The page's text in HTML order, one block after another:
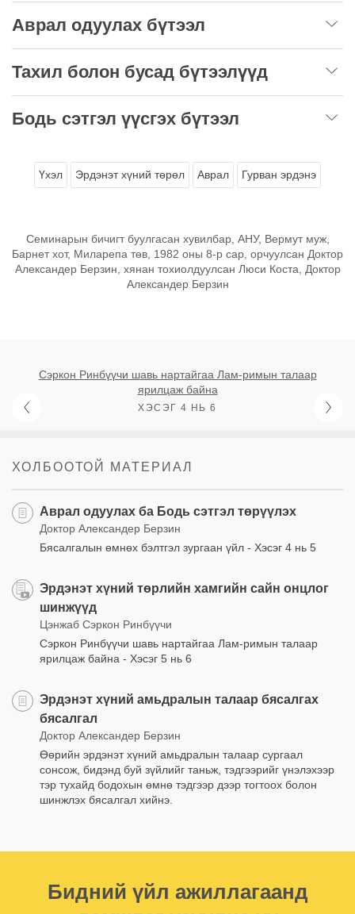
Аврал одуулах бүтээл
Тахил болон бусад бүтээлүүд
Бодь сэтгэл үүсгэх бүтээл
Үхэл Эрдэнэт хүний төрөл Аврал Гурван эрдэнэ
Семинарын бичигт буулгасан хувилбар, АНУ, Вермут муж,
Барнет хот, Миларепа төв, 1982 оны 8-р сар, орчуулсан Доктор
Александер Берзин, хянан тохиолдуулсан Люси Коста, Доктор
Александер Берзин
Сэркон Ринбүүчи шавь нартайгаа Лам-римын талаар
ярилцаж байна
ХЭСЭГ 4 НЬ 6
ХОЛБООТОЙ МАТЕРИАЛ
Аврал одуулах ба Бодь сэтгэл төрүүлэх
Доктор Александер Берзин
Бясалгалын өмнөх бэлтгэл зургаан үйл - Хэсэг 4 нь 5
Эрдэнэт хүний төрлийн хамгийн сайн онцлог
шинжүүд
Цэнжаб Сэркон Ринбүүчи
Сэркон Ринбүүчи шавь нартайгаа Лам-римын талаар
ярилцаж байна - Хэсэг 5 нь 6
Эрдэнэт хүний амьдралын талаар бясалгах
бясалгал
Доктор Александер Берзин
Өөрийн эрдэнэт хүний амьдралын талаар сургаал
сонсож, бидэнд буй зүйлийг таньж, тэдгээрийг үнэлэхээр
тэр тухайд бодохын өмнө тэдгээр дээр тогтоох болон
шинжлэх бясалгал хийнэ.
Бидний үйл ажиллагаанд